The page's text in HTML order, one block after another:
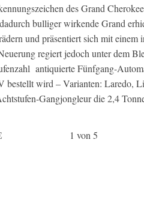
des Grand
bulliger wirkende Grand
und präsentiert sich mit einem
regiert jedoch unter dem
antiquierte Fünfgang-
bestellt wird – Varianten: Laredo,
Gangjongleur die 2,4
1 von 5